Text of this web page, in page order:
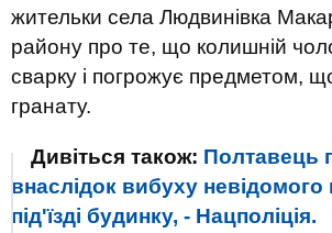
жительки села Людвинівка
району про те, що колишній
сварку і погрожує предметом,
гранату.
Дивіться також: Полтавець
внаслідок вибуху
під'їзді будинку, - Нацполіція.